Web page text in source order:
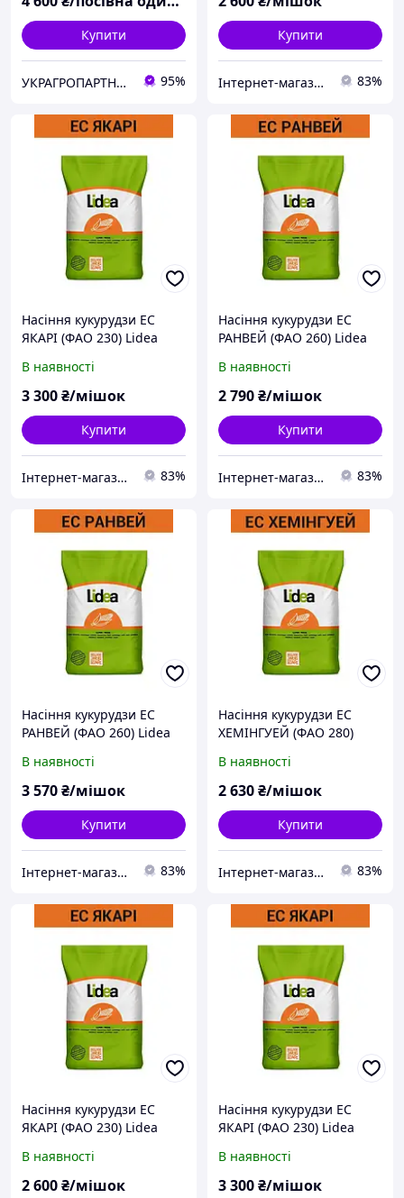
Купити
УКРАГРОПАРТНЕР+ ООО 95%
Купити
Інтернет-магазин All-Torg 83%
Насіння кукурудзи ЕС
ЯКАРІ (ФАО 230) Lidea
В наявності
3 300₴/мішок
Купити
Інтернет-магазин All-Torg 83%
Насіння кукурудзи ЕС
РАНВЕЙ (ФАО 260) Lidea
В наявності
2 790₴/мішок
Купити
Інтернет-магазин All-Torg 83%
Насіння кукурудзи ЕС
РАНВЕЙ (ФАО 260) Lidea
В наявності
3 570₴/мішок
Купити
Інтернет-магазин All-Torg 83%
Насіння кукурудзи ЕС
ХЕМІНГУЕЙ (ФАО 280)
В наявності
2 630₴/мішок
Купити
Інтернет-магазин All-Torg 83%
Насіння кукурудзи ЕС
ЯКАРІ (ФАО 230) Lidea
В наявності
2 600₴/мішок
Насіння кукурудзи ЕС
ЯКАРІ (ФАО 230) Lidea
В наявності
3 300₴/мішок